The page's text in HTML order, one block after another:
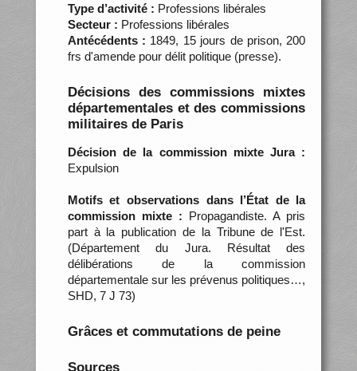
Type d’activité : Professions libérales
Secteur : Professions libérales
Antécédents : 1849, 15 jours de prison, 200
frs d'amende pour délit politique (presse).
Décisions des commissions mixtes
départementales et des commissions
militaires de Paris
Décision de la commission mixte Jura :
Expulsion
Motifs et observations dans l’État de la
commission mixte : Propagandiste. A pris
part à la publication de la Tribune de l'Est.
(Département du Jura. Résultat des
délibérations de la commission
départementale sur les prévenus politiques…,
SHD, 7 J 73)
Grâces et commutations de peine
Sources